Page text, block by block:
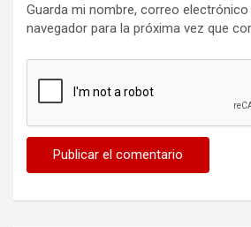
Guarda mi nombre, correo
navegador para la próxima vez que